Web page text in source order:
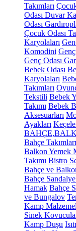
Takımları
Odası Duvar
Odası
Çocuk Odası
Karyolaları
Komodini
Genç Odası
Bebek Odası
Karyolaları
Takımları
Tekstili Bebek
Takımı Bebek
Aksesuarları
Ayakları
Bahçe Takımları
Balkon Yemek
Takımı Bistro
Bahçe ve
Bahçe
Hamak Bahçe
ve Bungalov
Kamp
Sinek
Kamp Duşu